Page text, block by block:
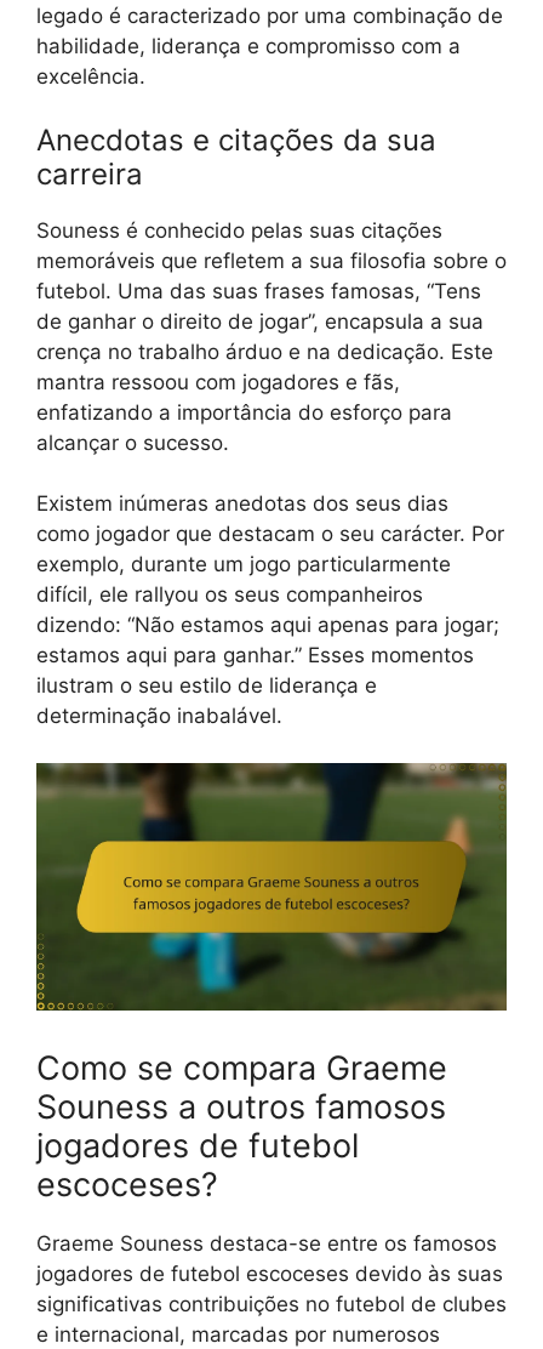
legado é caracterizado por uma combinação de
habilidade, liderança e compromisso com a
excelência.
Anecdotas e citações da sua
carreira
Souness é conhecido pelas suas citações
memoráveis que refletem a sua filosofia sobre o
futebol. Uma das suas frases famosas, “Tens
de ganhar o direito de jogar”, encapsula a sua
crença no trabalho árduo e na dedicação. Este
mantra ressoou com jogadores e fãs,
enfatizando a importância do esforço para
alcançar o sucesso.
Existem inúmeras anedotas dos seus dias
como jogador que destacam o seu carácter. Por
exemplo, durante um jogo particularmente
difícil, ele rallyou os seus companheiros
dizendo: “Não estamos aqui apenas para jogar;
estamos aqui para ganhar.” Esses momentos
ilustram o seu estilo de liderança e
determinação inabalável.
Como se compara Graeme
Souness a outros famosos
jogadores de futebol
escoceses?
Graeme Souness destaca-se entre os famosos
jogadores de futebol escoceses devido às suas
significativas contribuições no futebol de clubes
e internacional, marcadas por numerosos